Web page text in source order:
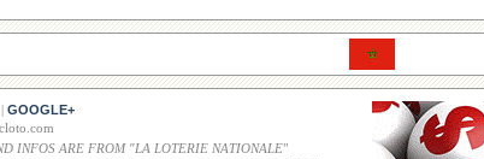
GOOGLE+
INFOS ARE FROM "LA LOTERIE NATIONALE"